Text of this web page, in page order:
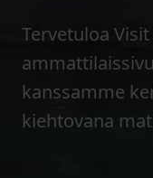
Tervetuloa
kanssamme
kiehtovana